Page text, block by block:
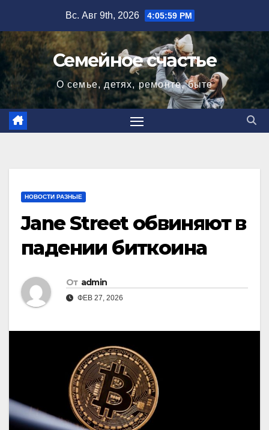
содержимому
Вс. Авг 9th, 2026 4:06:00 PM
Семейное счастье
О семье, детях, ремонте, быте
НОВОСТИ РАЗНЫЕ
Jane Street обвиняют в
падении биткоина
От admin
ФЕВ 27, 2026